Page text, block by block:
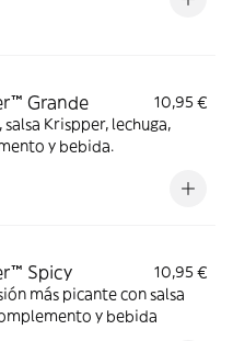
Grande
10,95 €
Krispper, lechuga,
y bebida.
Spicy
10,95 €
más picante con salsa
y bebida